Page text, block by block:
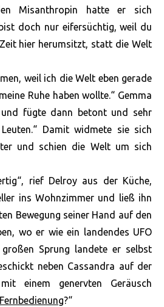
Misanthropin hatte er sich
doch nur eifersüchtig, weil du
hier herumsitzt, statt die Welt
weil ich die Welt eben gerade
Ruhe haben wollte.“ Gemma
fügte dann betont und sehr
Damit widmete sie sich
und schien die Welt um sich
rief Delroy aus der Küche,
ins Wohnzimmer und ließ ihn
Bewegung seiner Hand auf den
wo er wie ein landendes UFO
Sprung landete er selbst
neben Cassandra auf der
einem genervten Geräusch
Fernbedienung?“